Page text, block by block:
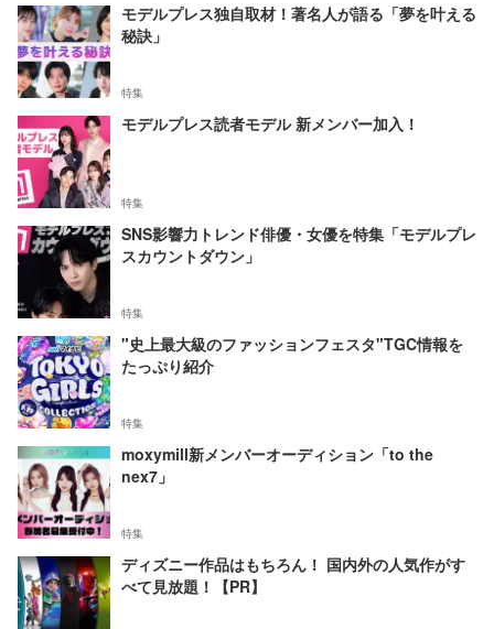
モデルプレス独自取材！著名人が語る「夢を叶える
秘訣」
特集
モデルプレス読者モデル 新メンバー加入！
特集
SNS影響力トレンド俳優・女優を特集「モデルプレ
スカウントダウン」
特集
"史上最大級のファッションフェスタ"TGC情報を
たっぷり紹介
特集
moxymill新メンバーオーディション「to the
nex7」
特集
ディズニー作品はもちろん！ 国内外の人気作がす
べて見放題！【PR】